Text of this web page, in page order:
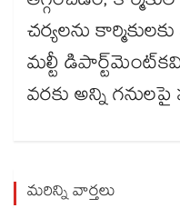
చర్యలను
మల్టీ
వరకు అన్ని గనులపై
మరిన్ని వార్తలు